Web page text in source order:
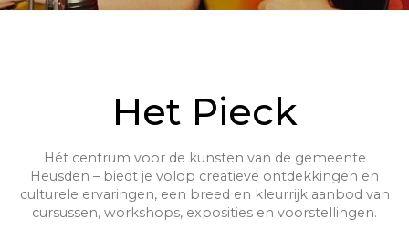
Het Pieck
Hét centrum voor de kunsten van de gemeente
Heusden – biedt je volop creatieve ontdekkingen en
culturele ervaringen, een breed en kleurrijk aanbod van
cursussen, workshops, exposities en voorstellingen.